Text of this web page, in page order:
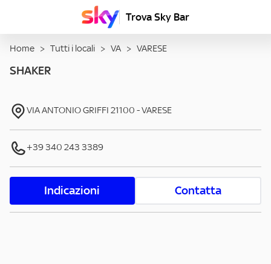
Trova Sky Bar
Home > Tutti i locali > VA > VARESE
SHAKER
VIA ANTONIO GRIFFI 21100 -VARESE
+39 340 243 3389
Indicazioni Contatta